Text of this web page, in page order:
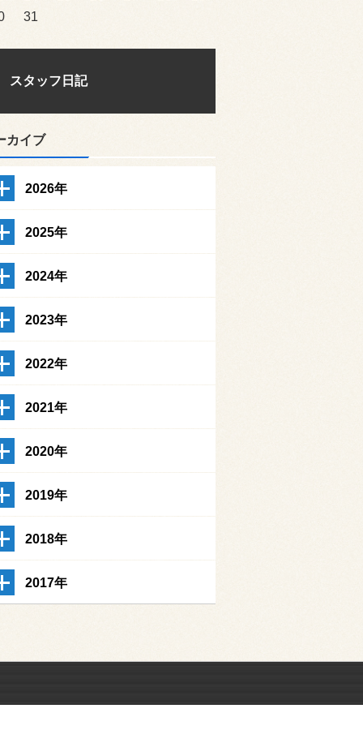
31
スタッフ日記
カイブ
2026年
2025年
2024年
2023年
2022年
2021年
2020年
2019年
2018年
2017年